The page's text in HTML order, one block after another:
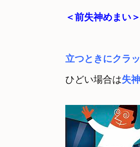
立つときにクラ
ひどい場合は失神